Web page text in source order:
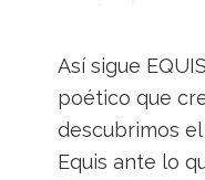
Así sigue
poético que
descubrimos
Equis ante lo